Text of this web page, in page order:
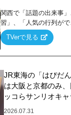
JR東海の「はぴだ
は大阪と京都のみ
ッコらサンリオキ
やグッズが登場
2026.07.31
関西で「話題の出来事
習」、「人気の行列がで
るテーマについて好き放
ていく関西色を前面に押
TVerで見る